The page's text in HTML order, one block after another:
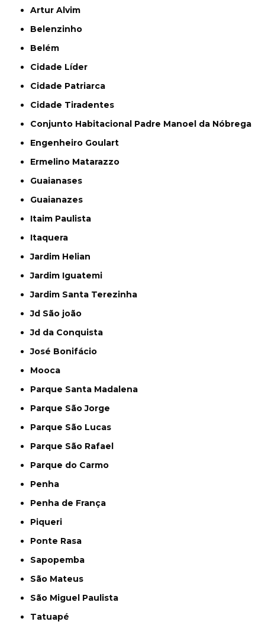
Artur Alvim
Belenzinho
Belém
Cidade Líder
Cidade Patriarca
Cidade Tiradentes
Conjunto Habitacional Padre Manoel da Nóbrega
Engenheiro Goulart
Ermelino Matarazzo
Guaianases
Guaianazes
Itaim Paulista
Itaquera
Jardim Helian
Jardim Iguatemi
Jardim Santa Terezinha
Jd São joão
Jd da Conquista
José Bonifácio
Mooca
Parque Santa Madalena
Parque São Jorge
Parque São Lucas
Parque São Rafael
Parque do Carmo
Penha
Penha de França
Piqueri
Ponte Rasa
Sapopemba
São Mateus
São Miguel Paulista
Tatuapé